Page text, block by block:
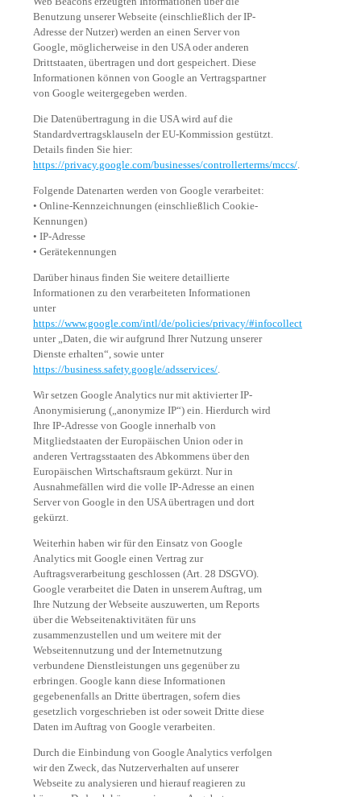
Benutzung unserer Webseite (einschließlich der IP-
Adresse der Nutzer) werden an einen Server von
Google, möglicherweise in den USA oder anderen
Drittstaaten, übertragen und dort gespeichert. Diese
Informationen können von Google an Vertragspartner
von Google weitergegeben werden.
Die Datenübertragung in die USA wird auf die
Standardvertragsklauseln der EU-Kommission gestützt.
Details finden Sie hier:
https://privacy.google.com/businesses/controllerterms/mccs/.
Folgende Datenarten werden von Google verarbeitet:
• Online-Kennzeichnungen (einschließlich Cookie-
Kennungen)
• IP-Adresse
• Gerätekennungen
Darüber hinaus finden Sie weitere detaillierte
Informationen zu den verarbeiteten Informationen
unter
https://www.google.com/intl/de/policies/privacy/#infocollect
unter „Daten, die wir aufgrund Ihrer Nutzung unserer
Dienste erhalten“, sowie unter
https://business.safety.google/adsservices/.
Wir setzen Google Analytics nur mit aktivierter IP-
Anonymisierung („anonymize IP“) ein. Hierdurch wird
Ihre IP-Adresse von Google innerhalb von
Mitgliedstaaten der Europäischen Union oder in
anderen Vertragsstaaten des Abkommens über den
Europäischen Wirtschaftsraum gekürzt. Nur in
Ausnahmefällen wird die volle IP-Adresse an einen
Server von Google in den USA übertragen und dort
gekürzt.
Weiterhin haben wir für den Einsatz von Google
Analytics mit Google einen Vertrag zur
Auftragsverarbeitung geschlossen (Art. 28 DSGVO).
Google verarbeitet die Daten in unserem Auftrag, um
Ihre Nutzung der Webseite auszuwerten, um Reports
über die Webseitenaktivitäten für uns
zusammenzustellen und um weitere mit der
Webseitennutzung und der Internetnutzung
verbundene Dienstleistungen uns gegenüber zu
erbringen. Google kann diese Informationen
gegebenenfalls an Dritte übertragen, sofern dies
gesetzlich vorgeschrieben ist oder soweit Dritte diese
Daten im Auftrag von Google verarbeiten.
Durch die Einbindung von Google Analytics verfolgen
wir den Zweck, das Nutzerverhalten auf unserer
Webseite zu analysieren und hierauf reagieren zu